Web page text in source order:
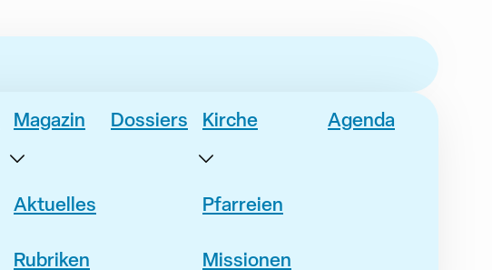
Magazin
Aktuelles
Rubriken
Dossiers Kirche
Pfarreien
Missionen
Agenda